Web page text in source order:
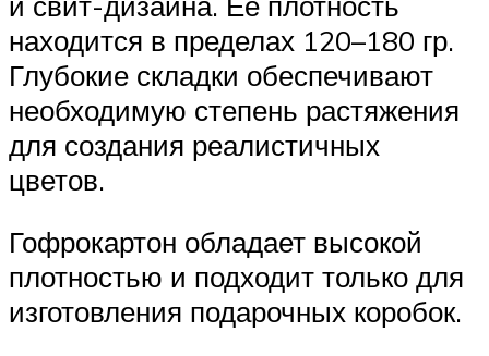
находится в пределах 120–180 гр.
Глубокие складки обеспечивают
необходимую степень растяжения
для создания реалистичных
цветов.
Гофрокартон обладает высокой
плотностью и подходит только для
изготовления подарочных коробок.